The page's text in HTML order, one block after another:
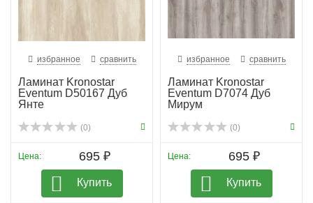
избранное сравнить
Ламинат Kronostar
Eventum D50167 Дуб
Янте
(0)
Цена: 695 ₽
Купить
избранное сравнить
Ламинат Kronostar
Eventum D7074 Дуб
Мирум
(0)
Цена: 695 ₽
Купить